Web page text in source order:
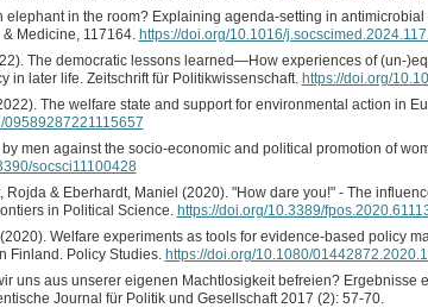
elephant in the room? Explaining agenda-setting in
Medicine, 117164. https://doi.org/10.1016/
The democratic lessons learned—How experiences of (un-
in later life. Zeitschrift für Politikwissenschaft. https://doi.org/
The welfare state and support for environmental action in
09589287221115657
men against the socio-economic and political promotion of
socsci11100428
Rojda & Eberhardt, Maniel (2020). "How dare you!" - The
in Political Science. https://doi.org/10.3389/
Welfare experiments as tools for evidence-based policy
Finland. Policy Studies. https://doi.org/10.1080/
uns aus unserer eigenen Machtlosigkeit befreien? Ergebnisse
Journal für Politik und Gesellschaft 2017 (2): 57-70.